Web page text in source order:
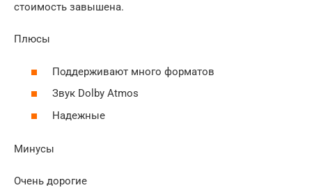
стоимость завышена.
Плюсы
Поддерживают много форматов
Звук Dolby Atmos
Надежные
Минусы
Очень дорогие